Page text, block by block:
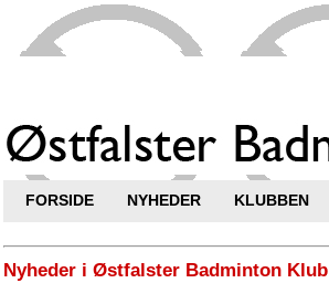
FORSIDE NYHEDER KLUBBEN
Nyheder i Østfalster Badminton Klub